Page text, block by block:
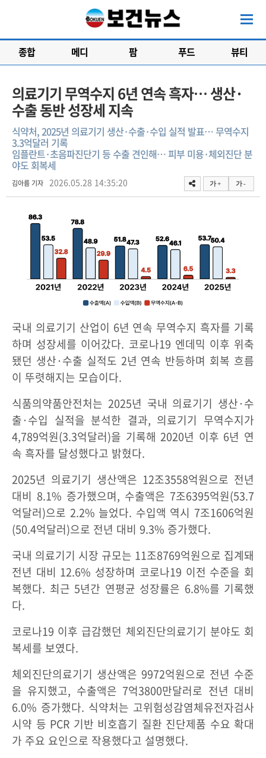
종합 메디 팜 푸드 뷰티
의료기기 무역수지 6년 연속 흑자… 생산·
수출 동반 성장세 지속
식약처, 2025년 의료기기 생산·수출·수입 실적 발표… 무역수지
3.3억달러 기록
임플란트·초음파진단기 등 수출 견인해… 피부 미용·체외진단 분
야도 회복세
김아름 기자 2026.05.28 14:35:20 가 + 가 -
국내 의료기기 산업이 6년 연속 무역수지 흑자를 기록
하며 성장세를 이어갔다. 코로나19 엔데믹 이후 위축
됐던 생산·수출 실적도 2년 연속 반등하며 회복 흐름
이 뚜렷해지는 모습이다.
식품의약품안전처는 2025년 국내 의료기기 생산·수
출·수입 실적을 분석한 결과, 의료기기 무역수지가
4,789억원(3.3억달러)을 기록해 2020년 이후 6년 연
속 흑자를 달성했다고 밝혔다.
2025년 의료기기 생산액은 12조3558억원으로 전년
대비 8.1% 증가했으며, 수출액은 7조6395억원(53.7
억달러)으로 2.2% 늘었다. 수입액 역시 7조1606억원
(50.4억달러)으로 전년 대비 9.3% 증가했다.
국내 의료기기 시장 규모는 11조8769억원으로 집계돼
전년 대비 12.6% 성장하며 코로나19 이전 수준을 회
복했다. 최근 5년간 연평균 성장률은 6.8%를 기록했
다.
코로나19 이후 급감했던 체외진단의료기기 분야도 회
복세를 보였다.
체외진단의료기기 생산액은 9972억원으로 전년 수준
을 유지했고, 수출액은 7억3800만달러로 전년 대비
6.0% 증가했다. 식약처는 고위험성감염체유전자검사
시약 등 PCR 기반 비호흡기 질환 진단제품 수요 확대
가 주요 요인으로 작용했다고 설명했다.